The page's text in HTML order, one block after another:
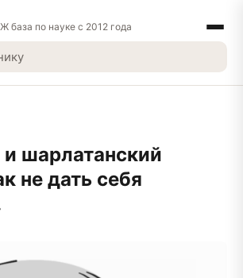
база по науке с 2012 года
шарлатанский
не дать себя